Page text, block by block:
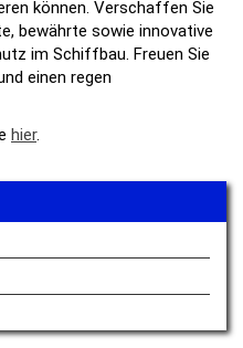
können. Verschaffen Sie
bewährte sowie innovative
im Schiffbau. Freuen Sie
einen regen
hier.